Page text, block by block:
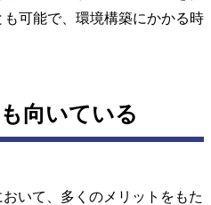
可能で、環境構築にかかる時
向いている
いて、多くのメリットをもた